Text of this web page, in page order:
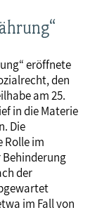
eröffnete
den
am 25.
in die Materie
Die
Rolle im
Behinderung
der
im Fall von